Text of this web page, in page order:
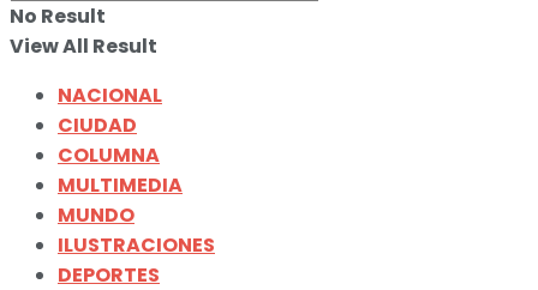
No Result
View All Result
NACIONAL
CIUDAD
COLUMNA
MULTIMEDIA
MUNDO
ILUSTRACIONES
DEPORTES